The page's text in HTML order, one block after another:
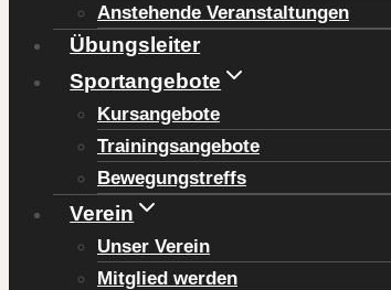
Anstehende Veranstaltungen
Übungsleiter
Sportangebote
Kursangebote
Trainingsangebote
Bewegungstreffs
Verein
Unser Verein
Mitglied werden